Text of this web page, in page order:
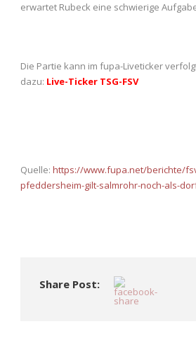
erwartet Rubeck eine schwierige
Die Partie kann im fupa-Liveticker
dazu: Live-Ticker TSG-FSV
Quelle: https://www.fupa.net/berichte/
pfeddersheim-gilt-salmrohr-noch-als-
Share Post: